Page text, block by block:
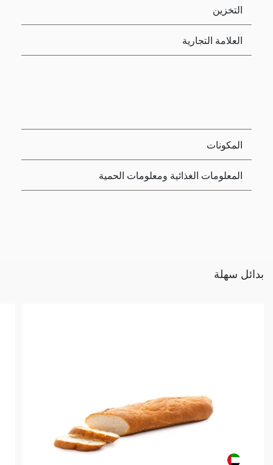
التخزين
العلامة التجارية
المكونات
المعلومات الغذائية ومعلومات الحمية
بدائل سهلة